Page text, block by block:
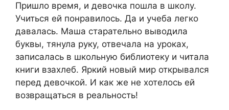
Пришло время, и девочка пошла в школу.
Учиться ей понравилось. Да и учеба легко
давалась. Маша старательно выводила
буквы, тянула руку, отвечала на уроках,
записалась в школьную библиотеку и читала
книги взахлеб. Яркий новый мир открывался
перед девочкой. И как же не хотелось ей
возвращаться в реальность!